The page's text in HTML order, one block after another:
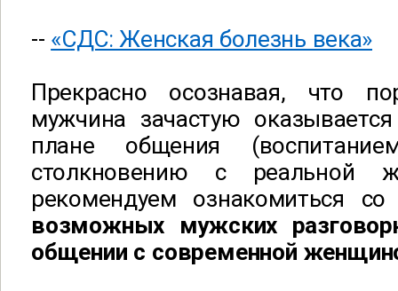
-- «СДС: Женская болезнь века»
Прекрасно осознавая, что
мужчина зачастую
плане общения
столкновению с реальной
рекомендуем ознакомиться
возможных мужских
общении с современной